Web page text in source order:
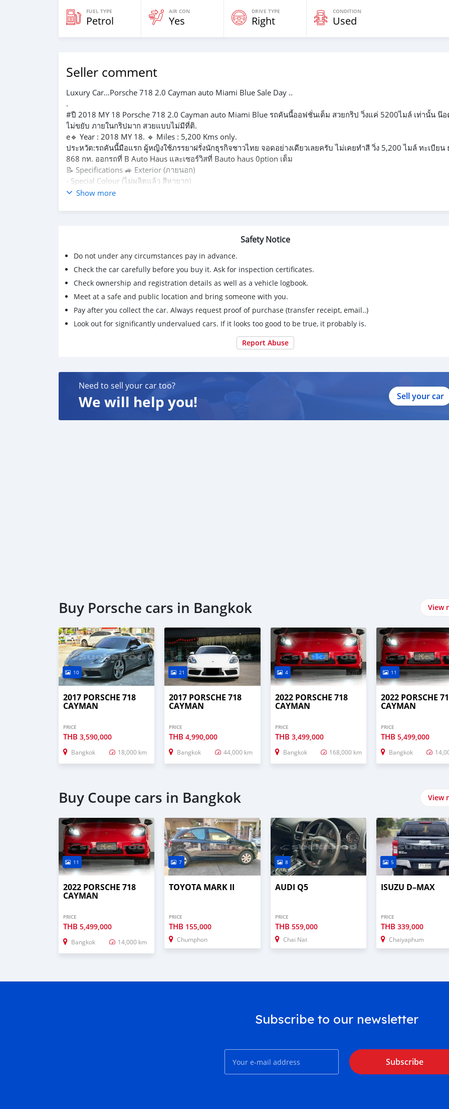
FUEL TYPE
Petrol
AIR CON
Yes
DRIVE TYPE
Right
CONDITION
Used
Seller comment
Luxury Car…Porsche 718 2.0 Cayman auto Miami Blue Sale Day ..
.
#ปี 2018 MY 18 Porsche 718 2.0 Cayman auto Miami Blue รถคันนี้ออฟชั่นเต็ม สวยกริป วิ่งแค่ 5200ไมล์ เท่านั้น น๊อ
ไม่ขยับ ภายในกริปมาก สวยแบบไม่มีที่ติ.
e🔹️ Year : 2018 MY 18. 🔹️ Miles : 5,200 Kms only.
ประหวัต:รถคันนี้มือแรก ผู้หญิงใช้ภรรยาฝรั่งนักธุรกิจชาวไทย จอดอย่างเดียวเลยครับ ไม่เคยทำสี วิ่ง 5,200 ไมล์ ทะเบียน
868 กท. ออกรถที่ B Auto Haus และเซอร์วิสที่ Bauto haus 0ption เต็ม
📝 Specifications 🚙 Exterior (ภายนอก)
- Special Colour (ไม่ผลิตแล้ว สีหายาก)
-ของตกแต่งเพิ่ม.....Factory Gloss Miami Blue
- Front Bumper (กันชนหน้า)
Carrera Sport Wheels 20’
(282,000 บาท)
- Silver Tailpipes (ท่อไอเสียสีเงิน)
💎 Interior (ภายใน)
- Full Electric Sports Seats (14 Ways)
(183,000 บาท)
- Sport Chrono Package Mode
(196,000 บาท)
- Brushed Aluminum
Show more
Safety Notice
Do not under any circumstances pay in advance.
Check the car carefully before you buy it. Ask for inspection certificates.
Check ownership and registration details as well as a vehicle logbook.
Meet at a safe and public location and bring someone with you.
Pay after you collect the car. Always request proof of purchase (transfer receipt, email..)
Look out for significantly undervalued cars. If it looks too good to be true, it probably is.
Report Abuse
Need to sell your car too?
We will help you! Sell your car
Buy Porsche cars in Bangkok View
10
2017 PORSCHE 718
CAYMAN
PRICE
THB 3,590,000
Bangkok 18,000 km
21
2017 PORSCHE 718
CAYMAN
PRICE
THB4,990,000
Bangkok 44,000 km
4
2022 PORSCHE 718
CAYMAN
PRICE
THB 3,499,000
Bangkok 168,000 km
11
2022 PORSCHE
CAYMAN
PRICE
THB 5,499,000
Bangkok
Buy Coupe cars in Bangkok View
11
2022 PORSCHE 718
CAYMAN
PRICE
THB 5,499,000
Bangkok 14,000 km
7
TOYOTA MARK II
PRICE
THB 155,000
Chumphon
8
AUDI Q5
PRICE
THB 559,000
Chai Nat
5
ISUZU D–MAX
PRICE
THB 339,000
Chaiyaphum
Subscribe to our newsletter
Subscribe